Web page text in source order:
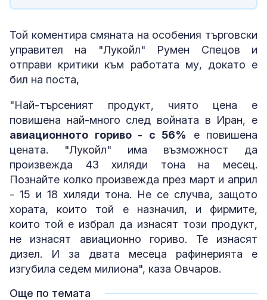
Той коментира смяната на особения търговски
управител на "Лукойл" Румен Спецов и
отправи критики към работата му, докато е
бил на поста,
"Най-търсеният продукт, чиято цена е
повишена най-много след войната в Иран, е
авиационното гориво - с 56% е повишена
цената. "Лукойл" има възможност да
произвежда 43 хиляди тона на месец.
Познайте колко произвежда през март и април
- 15 и 18 хиляди тона. Не се случва, защото
хората, които той е назначил, и фирмите,
които той е избрал да изнасят този продукт,
не изнасят авиационно гориво. Те изнасят
дизел. И за двата месеца рафинерията е
изгубила седем милиона", каза Овчаров.
Още по темата